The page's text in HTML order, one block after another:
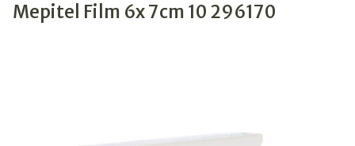
Mepitel Film 6x 7cm 10 296170